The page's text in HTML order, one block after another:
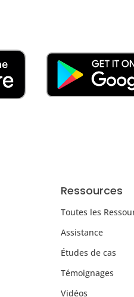
Ressources
Toutes les
Assistance
Études de cas
Témoignages
Vidéos